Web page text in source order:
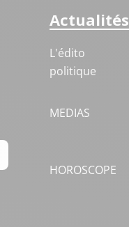
Actualités
L'édito
politique
MEDIAS
HOROSCOPE